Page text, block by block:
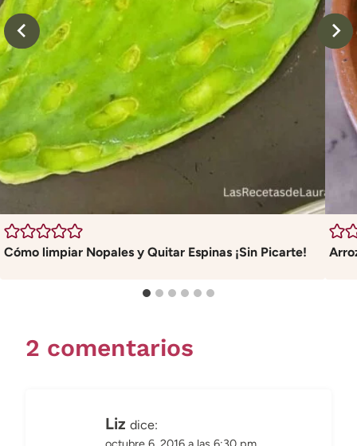
Cómo limpiar Nopales y Quitar Espinas ¡Sin Picarte!
2 comentarios
Liz dice: